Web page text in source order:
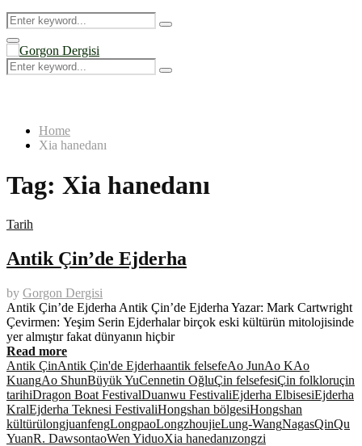
Search
for:
Search
Primary
Menu
Search
for:
Search
Home
Xia hanedanı
Tag: Xia hanedanı
Tarih
Antik Çin’de Ejderha
by Gorgon Dergisi
Antik Çin’de Ejderha Antik Çin’de Ejderha Yazar: Mark Cartwright
Çevirmen: Yeşim Serin Ejderhalar birçok eski kültürün mitolojisinde
yer almıştır fakat dünyanın hiçbir
Read more
Antik ÇinAntik Çin'de Ejderhaantik felsefeAo JunAo KAo
KuangAo ShunBüyük YuCennetin OğluÇin felsefesiÇin folkloruçin
tarihiDragon Boat FestivalDuanwu FestivaliEjderha ElbisesiEjderha
KralEjderha Teknesi FestivaliHongshan bölgesiHongshan
kültürülongjuanfengLongpaoLongzhoujieLung-WangNagasQinQu
YuanR. DawsontaoWen YiduoXia hanedanızongzi